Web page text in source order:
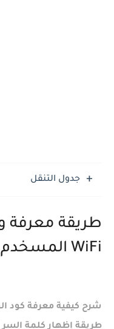
جدول التنقل
طريقة معرفة و
WiFi المسخدم على كمبيوتر / لابتوب
شرح كيفية معرفة كود